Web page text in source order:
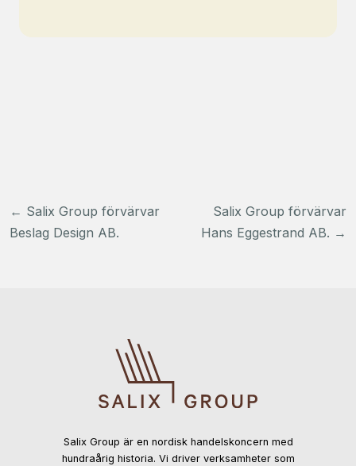
Inläggsnavigering
← Salix Group förvärvar
Beslag Design AB.
Salix Group förvärvar
Hans Eggestrand AB. →
Salix Group är en nordisk handelskoncern med
hundraårig historia. Vi driver verksamheter som